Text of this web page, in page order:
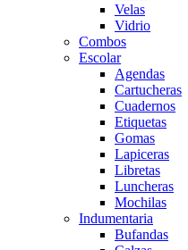
Velas
Vidrio
Combos
Escolar
Agendas
Cartucheras
Cuadernos
Etiquetas
Gomas
Lapiceras
Libretas
Luncheras
Mochilas
Indumentaria
Bufandas